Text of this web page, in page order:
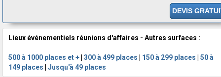
DEVIS
Lieux événementiels réunions d'affaires - Autres surfaces :
500 à 1000 places et + 300 à 499 places 150 à 299 places
50 à
149 places
Jusqu'à 49 places